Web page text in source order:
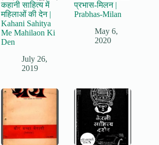
कहानी साहित्य में
महिलाओं की देन |
Kahani Sahitya
Me Mahilaon Ki
Den
July 26,
2019
प्रभास-मिलन |
Prabhas-Milan
May 6,
2020